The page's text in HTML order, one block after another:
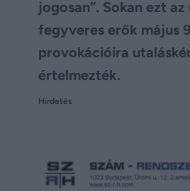
jogosan”. Sokan ezt az
fegyveres erők május
provokációira
értelmezték.
Hirdetés